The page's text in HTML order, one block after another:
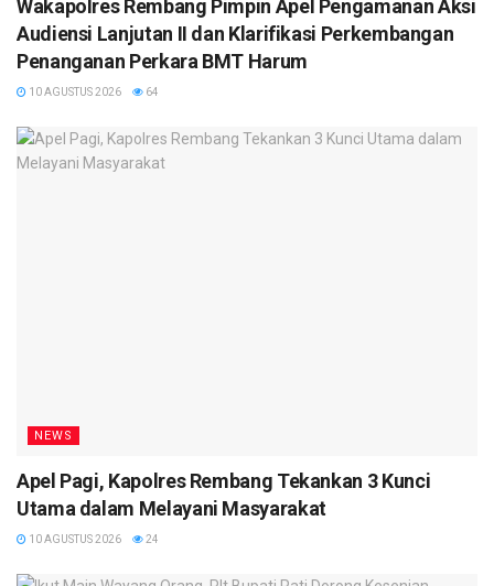
Wakapolres Rembang Pimpin Apel Pengamanan Aksi
Audiensi Lanjutan II dan Klarifikasi Perkembangan
Penanganan Perkara BMT Harum
10 AGUSTUS 2026 64
NEWS
Apel Pagi, Kapolres Rembang Tekankan 3 Kunci
Utama dalam Melayani Masyarakat
10 AGUSTUS 2026 24